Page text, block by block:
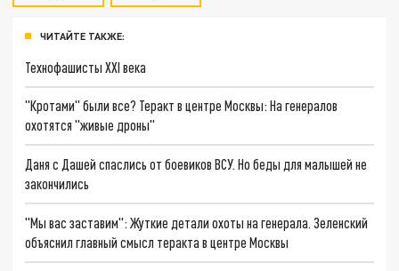
ЧИТАЙТЕ ТАКЖЕ:
Технофашисты XXI века
"Кротами" были все? Теракт в центре Москвы: На генералов
охотятся "живые дроны"
Даня с Дашей спаслись от боевиков ВСУ. Но беды для малышей не
закончились
"Мы вас заставим": Жуткие детали охоты на генерала. Зеленский
объяснил главный смысл теракта в центре Москвы